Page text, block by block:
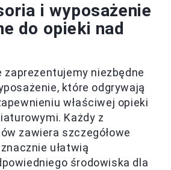
i wyposażenie
do opieki nad
zaprezentujemy niezbędne
które odgrywają
właściwej opieki
Każdy z
zawiera szczegółowe
ułatwią
środowiska dla